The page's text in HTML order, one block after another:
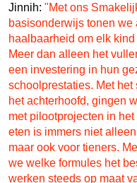
Jinnih: "Met ons
basisonderwijs tonen we
haalbaarheid om elk
Meer dan alleen het
een investering in hun
schoolprestaties. Met
het achterhoofd, gingen
met pilootprojecten in
eten is immers niet
maar ook voor tieners.
we welke formules het
werken steeds op maat